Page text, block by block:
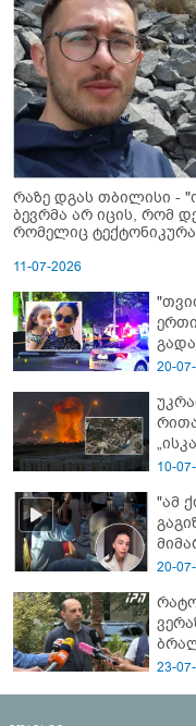
რაზე დგას თბილისი -
ბევრმა არ იცის, რომ
რომელიც
11-07-2026
-
20-
10-
"ამ
20-
23-